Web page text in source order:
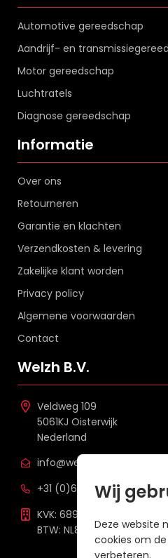
Automotive gereedschap
Aandrijf- en
Motor gereedschap
Luchtratels
Diagnose gereedschap
Informatie
Over ons
Retourneren
Garantie en klachten
Verzendkosten & levering
Zakelijke klant worden
Privacy policy
Algemene voorwaarden
Contact
Welzh B.V.
Veldweg 109
5061KJ Oisterwijk
Nederland
info@welzh.nl
+31 (0)6 26 51 83 20
KVK: 68977387
BTW: NL857672988B01
Wij
Deze website
cookies om